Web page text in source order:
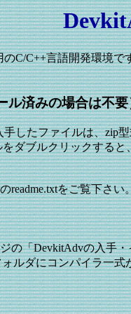
C++言語開発環境で
ル済みの場合は不要
したファイルは、zip
ダブルクリックする
をご覧下さい
の「DevkitAdvの入手
ルダにコンパイラ一式